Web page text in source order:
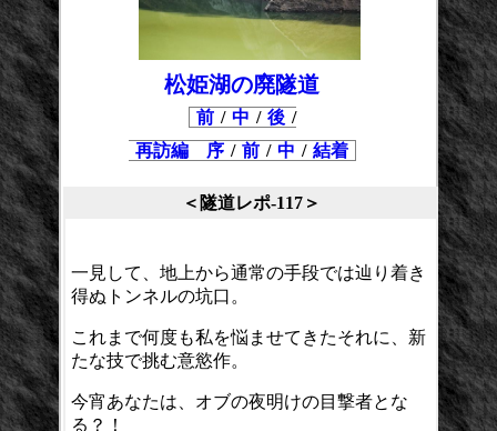
松姫湖の廃隧道
前 / 中 / 後 /
再訪編 序 / 前 / 中 / 結着
＜隧道レポ-117＞
一見して、地上から通常の手段では辿り着き
得ぬトンネルの坑口。
これまで何度も私を悩ませてきたそれに、新
たな技で挑む意慾作。
今宵あなたは、オブの夜明けの目撃者とな
る？！